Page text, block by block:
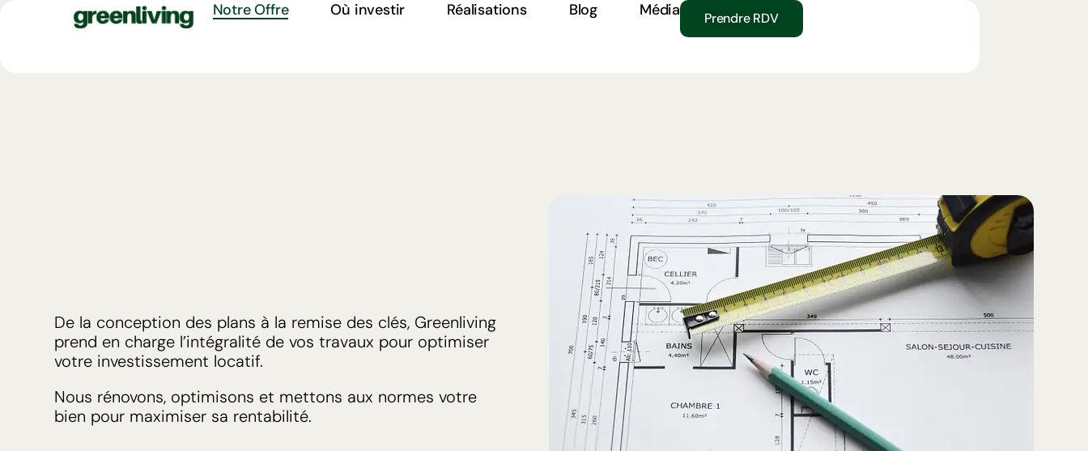
Notre Offre Où investir Réalisations Blog Média Prendre RDV
De la conception des plans à la remise des clés, Greenliving
prend en charge l’intégralité de vos travaux pour optimiser
votre investissement locatif.
Nous rénovons, optimisons et mettons aux normes votre
bien pour maximiser sa rentabilité.